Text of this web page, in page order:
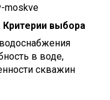
выбора
в воде,
скважин